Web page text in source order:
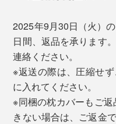
2025年9月30日（火）
日間、返品を承ります
連絡ください。
※返送の際は、圧縮せ
に入れてください。
※同梱の枕カバーもご
きない場合は、ご返金